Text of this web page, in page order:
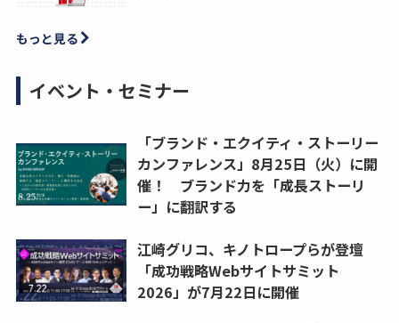
もっと見る
イベント・セミナー
「ブランド・エクイティ・ストーリー
カンファレンス」8月25日（火）に開
催！ ブランド力を「成長ストーリ
ー」に翻訳する
江崎グリコ、キノトロープらが登壇
「成功戦略Webサイトサミット
2026」が7月22日に開催